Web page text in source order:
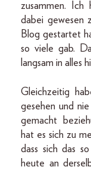
zusammen.
dabei gewesen
Blog gestartet
so viele gab.
langsam in alles
Gleichzeitig
gesehen und
gemacht
hat es sich zu
dass sich das
heute an